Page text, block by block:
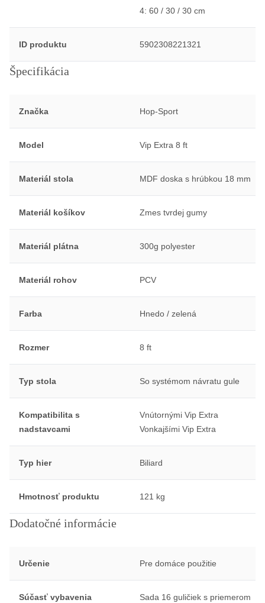
4: 60 / 30 / 30 cm
ID produktu 5902308221321
Špecifikácia
Značka Hop-Sport
Model Vip Extra 8 ft
Materiál stola MDF doska s hrúbkou 18 mm
Materiál košíkov Zmes tvrdej gumy
Materiál plátna 300g polyester
Materiál rohov PCV
Farba Hnedo / zelená
Rozmer 8 ft
Typ stola So systémom návratu gule
Kompatibilita s
nadstavcami
Vnútornými Vip Extra
Vonkajšími Vip Extra
Typ hier Biliard
Hmotnosť produktu 121 kg
Dodatočné informácie
Určenie Pre domáce použitie
Súčasť vybavenia
Sada 16 guličiek s priemerom